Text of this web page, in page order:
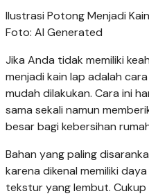
Ilustrasi Potong Menjadi
Foto: AI Generated
Jika Anda tidak memiliki
menjadi kain lap adalah
mudah dilakukan. Cara ini
sama sekali namun
besar bagi kebersihan
Bahan yang paling
karena dikenal memiliki
tekstur yang lembut.